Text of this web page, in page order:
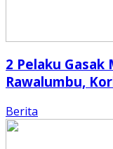
2 Pelaku
Rawalumbu,
Berita